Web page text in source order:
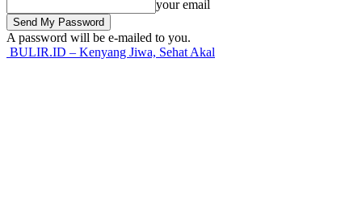
your email
A password will be e-mailed to you.
BULIR.ID – Kenyang Jiwa, Sehat Akal